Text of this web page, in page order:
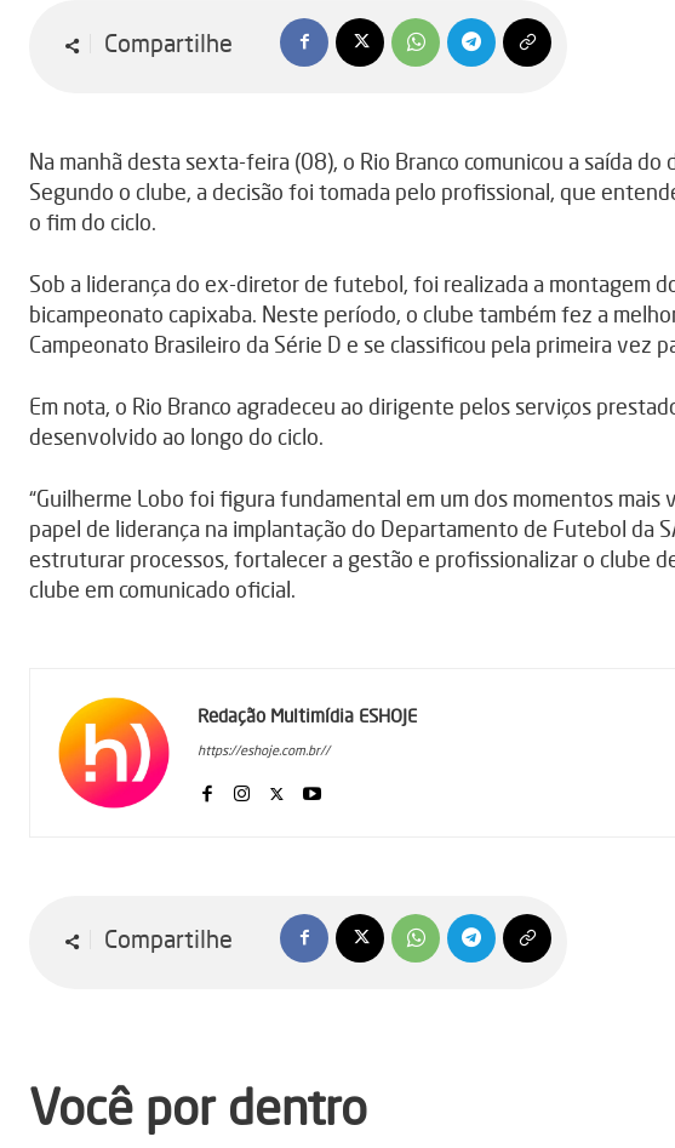
Compartilhe
Na manhã desta sexta-feira (08), o Rio Branco comunicou a saída
Segundo o clube, a decisão foi tomada pelo profissional, que
o fim do ciclo.
Sob a liderança do ex-diretor de futebol, foi realizada a montagem
bicampeonato capixaba. Neste período, o clube também fez a
Campeonato Brasileiro da Série D e se classificou pela primeira vez
Em nota, o Rio Branco agradeceu ao dirigente pelos serviços
desenvolvido ao longo do ciclo.
“Guilherme Lobo foi figura fundamental em um dos momentos mais
papel de liderança na implantação do Departamento de Futebol da
estruturar processos, fortalecer a gestão e profissionalizar o clube
clube em comunicado oficial.
Redação Multimídia ESHOJE
https://eshoje.com.br//
Compartilhe
Você por dentro